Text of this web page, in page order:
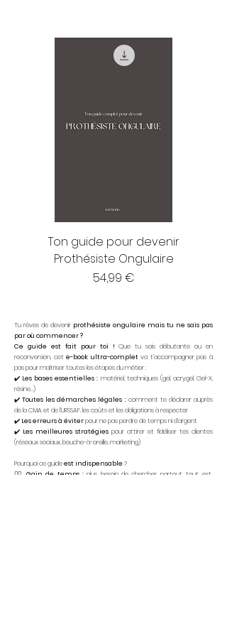
Ton guide pour devenir
Prothésiste Ongulaire
Prix
54,99 €
Tu rêves de devenir prothésiste ongulaire mais tu ne sais pas
par où commencer ?
Ce guide est fait pour toi ! Que tu sois débutante ou en
reconversion, cete-book ultra-completva t’accompagner pas à
pas pour maîtriser toutes les étapes du métier :
✔️ Les bases essentielles : matériel, techniques (gel, acrygel, Gel-X,
résine…)
✔️Toutes les démarches légales :comment te déclarer auprès
de la CMA et de l’URSSAF, les coûts et les obligations à respecter
✔️ Les erreurs à éviterpour ne pas perdre de temps ni d’argent
✔️ Les meilleures stratégies pour attirer et fidéliser tes clientes
(réseaux sociaux, bouche-à-oreille, marketing)
Pourquoi ce guideest indispensable ?
👉🏽 Gain de temps :plus besoin de chercher partout, tout est